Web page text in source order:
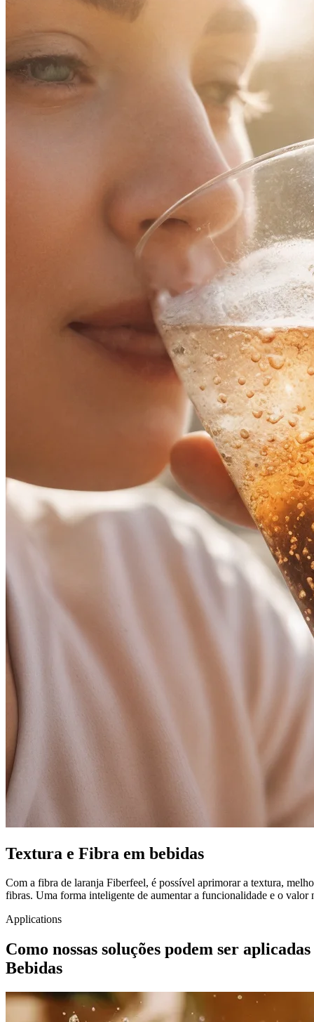
Textura e Fibra em bebidas
Com a fibra de laranja Fiberfeel, é possível aprimorar a textura,
fibras. Uma forma inteligente de aumentar a funcionalidade e o valor
Applications
Como nossas soluções podem ser
Bebidas